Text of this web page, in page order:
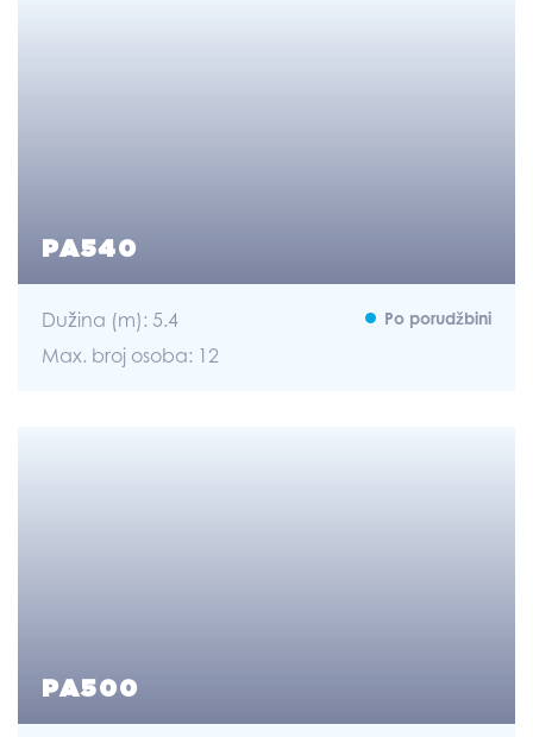
PA540
Dužina (m): 5.4
Max. broj osoba: 12
Po porudžbini
PA500